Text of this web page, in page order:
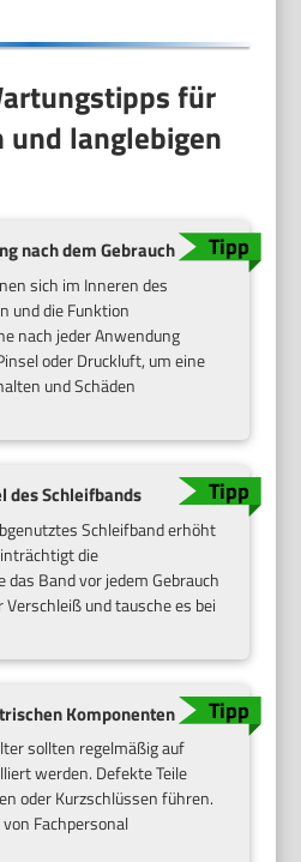
für
und langlebigen
nach dem Gebrauch
sich im Inneren des
und die Funktion
nach jeder Anwendung
oder Druckluft, um eine
und Schäden
des Schleifbands
Schleifband erhöht
die
Band vor jedem Gebrauch
und tausche es bei
Komponenten
sollten regelmäßig auf
werden. Defekte Teile
oder Kurzschlüssen führen.
Fachpersonal